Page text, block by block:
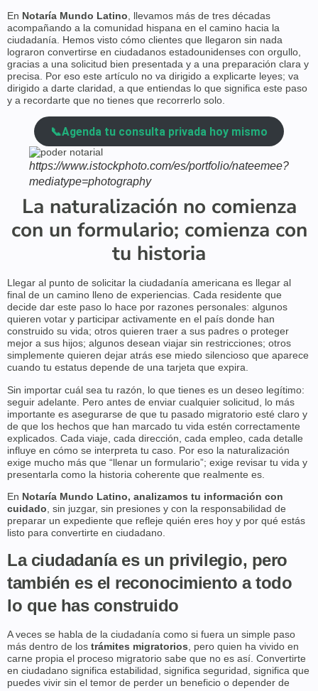
En Notaría Mundo Latino , llevamos más de tres décadas
acompañando a la comunidad hispana en el camino hacia la
ciudadanía. Hemos visto cómo clientes que llegaron sin nada
lograron convertirse en ciudadanos estadounidenses con orgullo,
gracias a una solicitud bien presentada y a una preparación clara y
precisa. Por eso este artículo no va dirigido a explicarte leyes; va
dirigido a darte claridad, a que entiendas lo que significa este paso
y a recordarte que no tienes que recorrerlo solo.
📞Agenda tu consulta privada hoy mismo
https://www.istockphoto.com/es/portfolio/nateemee?
mediatype=photography
La naturalización no comienza
con un formulario; comienza con
tu historia
Llegar al punto de solicitar la ciudadanía americana es llegar al
final de un camino lleno de experiencias. Cada residente que
decide dar este paso lo hace por razones personales: algunos
quieren votar y participar activamente en el país donde han
construido su vida; otros quieren traer a sus padres o proteger
mejor a sus hijos; algunos desean viajar sin restricciones; otros
simplemente quieren dejar atrás ese miedo silencioso que aparece
cuando tu estatus depende de una tarjeta que expira.
Sin importar cuál sea tu razón, lo que tienes es un deseo legítimo:
seguir adelante. Pero antes de enviar cualquier solicitud, lo más
importante es asegurarse de que tu pasado migratorio esté claro y
de que los hechos que han marcado tu vida estén correctamente
explicados. Cada viaje, cada dirección, cada empleo, cada detalle
influye en cómo se interpreta tu caso. Por eso la naturalización
exige mucho más que “llenar un formulario”; exige revisar tu vida y
presentarla como la historia coherente que realmente es.
En Notaría Mundo Latino, analizamos tu información con
cuidado , sin juzgar, sin presiones y con la responsabilidad de
preparar un expediente que refleje quién eres hoy y por qué estás
listo para convertirte en ciudadano.
La ciudadanía es un privilegio, pero
también es el reconocimiento a todo
lo que has construido
A veces se habla de la ciudadanía como si fuera un simple paso
más dentro de los trámites migratorios, pero quien ha vivido en
carne propia el proceso migratorio sabe que no es así. Convertirte
en ciudadano significa estabilidad, significa seguridad, significa que
puedes vivir sin el temor de perder un beneficio o depender de